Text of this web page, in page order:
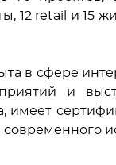
12 retail и 15
в сфере
и
имеет